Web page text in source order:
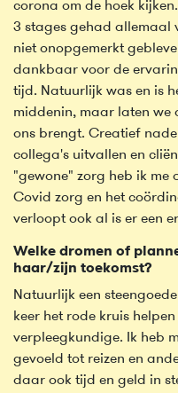
corona om de hoek
3 stages gehad allemaal
niet onopgemerkt
dankbaar voor de
tijd. Natuurlijk was en is
middenin, maar laten we
ons brengt. Creatief
collega's uitvallen en
"gewone" zorg heb ik me
Covid zorg en het
verloopt ook al is er een
Welke dromen of
haar/zijn toekomst?
Natuurlijk een
keer het rode kruis
verpleegkundige. Ik heb
gevoeld tot reizen en
daar ook tijd en geld in